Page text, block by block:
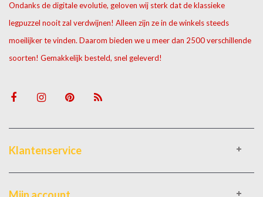
Ondanks de digitale evolutie, geloven wij sterk dat de klassieke
legpuzzel nooit zal verdwijnen! Alleen zijn ze in de winkels steeds
moeilijker te vinden. Daarom bieden we u meer dan 2500 verschillende
soorten! Gemakkelijk besteld, snel geleverd!
Klantenservice